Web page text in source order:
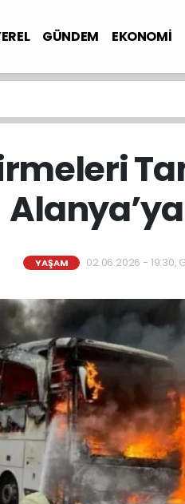
GÜNDEM EKONOMİ
Alanya’ya
YAŞAM 02.06.2026 - 19:30,